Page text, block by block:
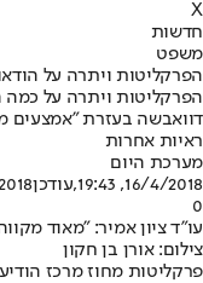
X
חדשות
משפט
הפרקליטות ויתרה על
הפרקליטות ויתרה על
דוואבשה בעזרת "אמצעים
ראיות אחרות
מערכת היום
16/4/2018, 19:43
,עודכן21:19
0
עו"ד ציון אמיר: "מאוד
צילום: אורן בן חקון
פרקליטות מחוז מרכז